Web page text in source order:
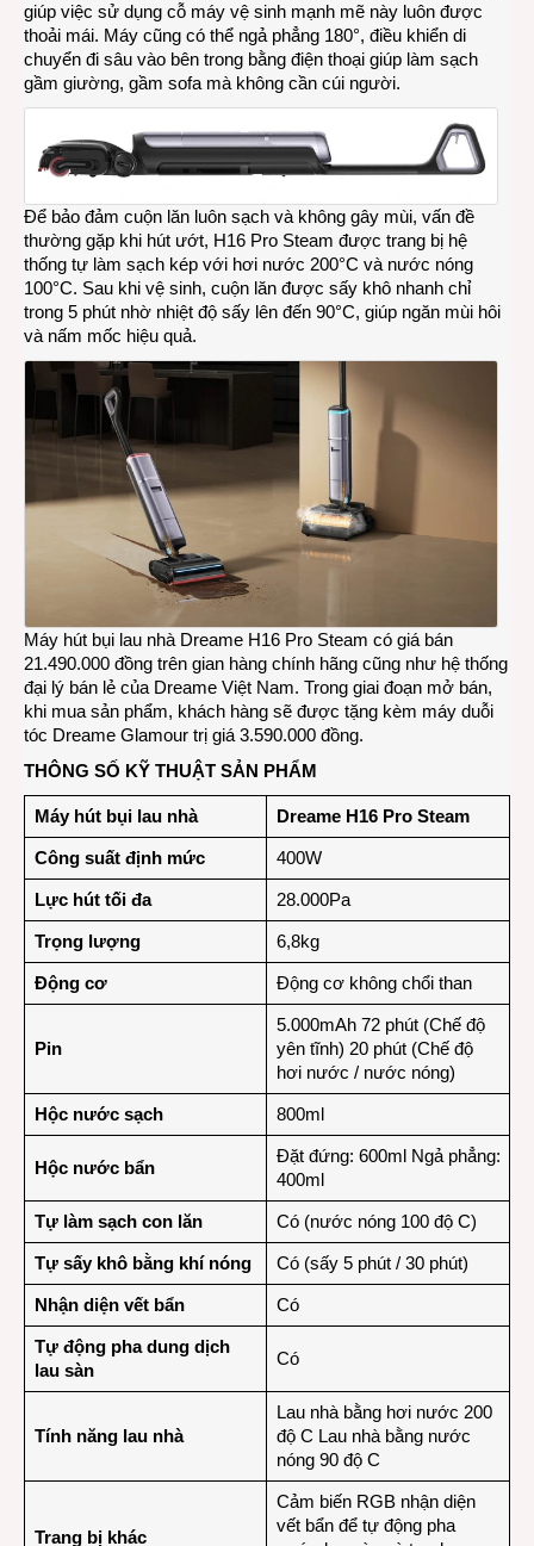
giúp việc sử dụng cỗ máy vệ sinh mạnh mẽ này luôn được
thoải mái. Máy cũng có thể ngả phẳng 180°, điều khiển di
chuyển đi sâu vào bên trong bằng điện thoại giúp làm sạch
gầm giường, gầm sofa mà không cần cúi người.
Để bảo đảm cuộn lăn luôn sạch và không gây mùi, vấn đề
thường gặp khi hút ướt, H16 Pro Steam được trang bị hệ
thống tự làm sạch kép với hơi nước 200°C và nước nóng
100°C. Sau khi vệ sinh, cuộn lăn được sấy khô nhanh chỉ
trong 5 phút nhờ nhiệt độ sấy lên đến 90°C, giúp ngăn mùi hôi
và nấm mốc hiệu quả.
Máy hút bụi lau nhà Dreame H16 Pro Steam có giá bán
21.490.000 đồng trên gian hàng chính hãng cũng như hệ thống
đại lý bán lẻ của Dreame Việt Nam. Trong giai đoạn mở bán,
khi mua sản phẩm, khách hàng sẽ được tặng kèm máy duỗi
tóc Dreame Glamour trị giá 3.590.000 đồng.
THÔNG SỐ KỸ THUẬT SẢN PHẨM
Máy hút bụi lau nhà Dreame H16 Pro Steam
Công suất định mức 400W
Lực hút tối đa 28.000Pa
Trọng lượng 6,8kg
Động cơ Động cơ không chổi than
Pin
5.000mAh 72 phút (Chế độ
yên tĩnh) 20 phút (Chế độ
hơi nước / nước nóng)
Hộc nước sạch 800ml
Hộc nước bẩn
Đặt đứng: 600ml Ngả phẳng:
400ml
Tự làm sạch con lăn Có (nước nóng 100 độ C)
Tự sấy khô bằng khí nóng Có (sấy 5 phút / 30 phút)
Nhận diện vết bẩn Có
Tự động pha dung dịch
lau sàn
Có
Tính năng lau nhà
Lau nhà bằng hơi nước 200
độ C Lau nhà bằng nước
nóng 90 độ C
Trang bị khác
Cảm biến RGB nhận diện
vết bẩn để tự động pha